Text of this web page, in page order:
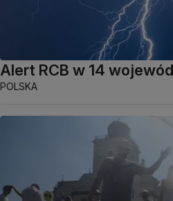
Alert RCB w 14
POLSKA